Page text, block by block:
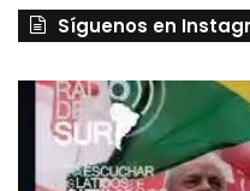
Síguenos en